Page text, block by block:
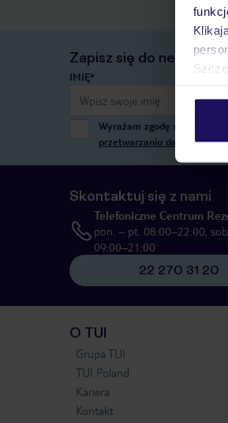
Zapisz się do
IMIĘ*
Wyrażam zgodę na
przetwarzaniu danych
Skontaktuj się z nami
Telefoniczne Centrum
pon. – pt. 08:00–22:00,
09:00–21:00
22 270 31 20
O TUI
Grupa TUI
TUI Poland
Kariera
Kontakt